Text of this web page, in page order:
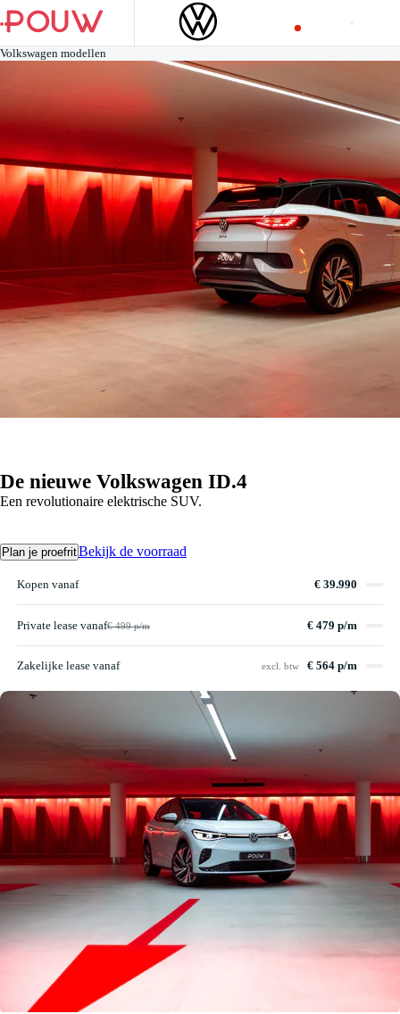
Volkswagen modellen
De nieuwe Volkswagen ID.4
Een revolutionaire elektrische SUV.
Plan je proefritBekijk de voorraad
Kopen vanaf € 39.990
Private lease vanaf€ 499 p/m € 479 p/m
Zakelijke lease vanaf excl. btw € 564 p/m